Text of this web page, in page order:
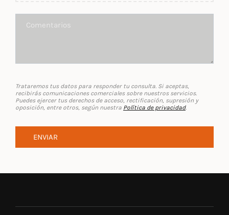
Trataremos tus datos para responder tu consulta. Si aceptas,
recibirás comunicaciones comerciales sobre nuestros servicios.
Puedes ejercer tus derechos de acceso, rectificación, supresión y
oposición, entre otros, según nuestra Política de privacidad.
ENVIAR